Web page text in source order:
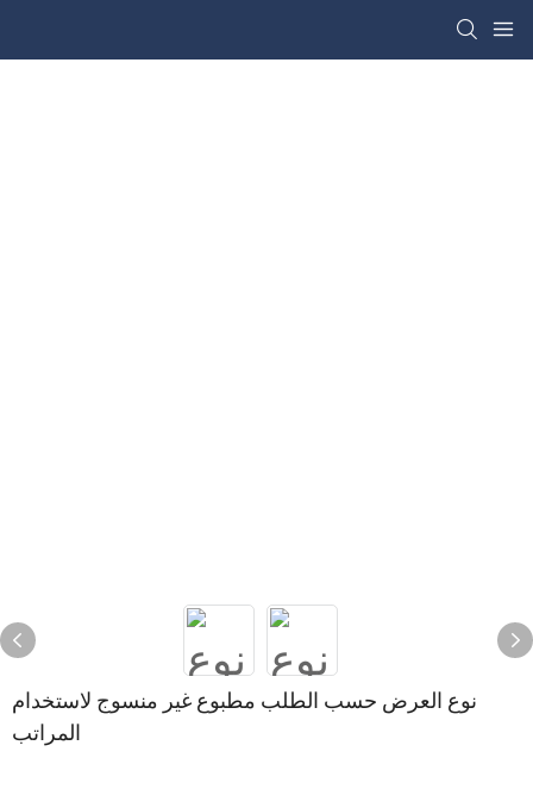
نوع العرض حسب الطلب مطبوع غير منسوج لاستخدام
المراتب